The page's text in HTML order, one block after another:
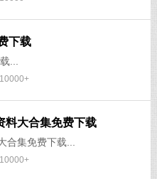
下载
...
料大合集免费下载
合集免费下载...